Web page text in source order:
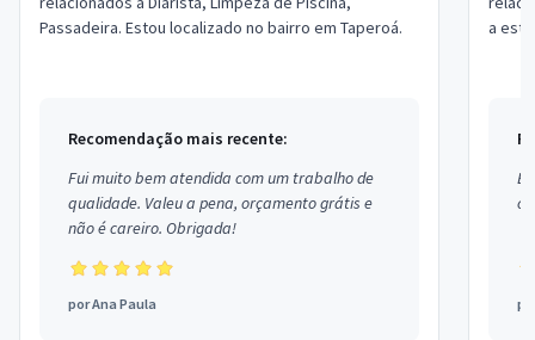
Passadeira. Estou localizado no bairro em Taperoá.
Recomendação mais recente:
Fui muito bem atendida com um trabalho de
qualidade. Valeu a pena, orçamento grátis e
não é careiro. Obrigada!
porAna Paula
a